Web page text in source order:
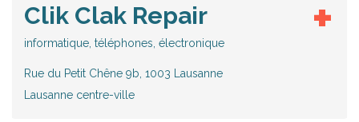
Clik Clak Repair
informatique, téléphones, électronique
Rue du Petit Chêne 9b, 1003 Lausanne
Lausanne centre-ville